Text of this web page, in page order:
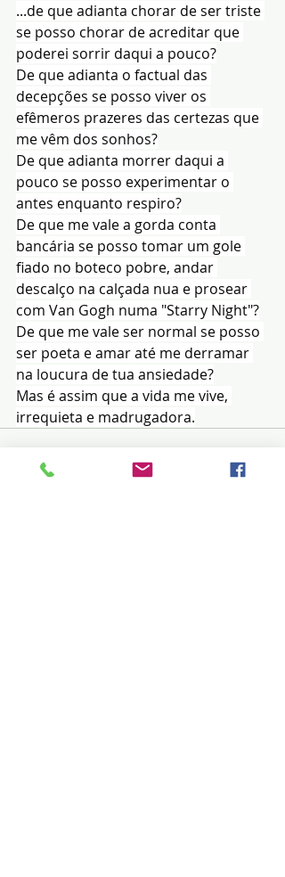
...de que adianta chorar de ser triste
se posso chorar de acreditar que
poderei sorrir daqui a pouco?
De que adianta o factual das
decepções se posso viver os
efêmeros prazeres das certezas que
me vêm dos sonhos?
De que adianta morrer daqui a
pouco se posso experimentar o
antes enquanto respiro?
De que me vale a gorda conta
bancária se posso tomar um gole
fiado no boteco pobre, andar
descalço na calçada nua e prosear
com Van Gogh numa "Starry Night"?
De que me vale ser normal se posso
ser poeta e amar até me derramar
na loucura de tua ansiedade?
Mas é assim que a vida me vive,
irrequieta e madrugadora.